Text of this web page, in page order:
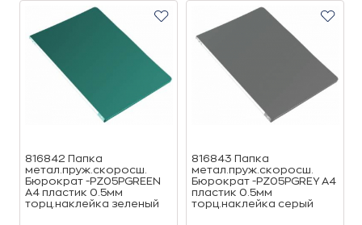
816842 Папка
метал.пруж.скоросш.
Бюрократ -PZ05PGREEN
A4 пластик 0.5мм
торц.наклейка зеленый
816843 Папка
метал.пруж.скоросш.
Бюрократ -PZ05PGREY A4
пластик 0.5мм
торц.наклейка серый